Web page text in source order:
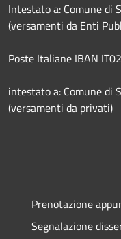
Intestato a: Comune di
(versamenti da Enti
Poste Italiane IBAN
intestato a: Comune di
(versamenti da privati)
Prenotazione
Segnalazione